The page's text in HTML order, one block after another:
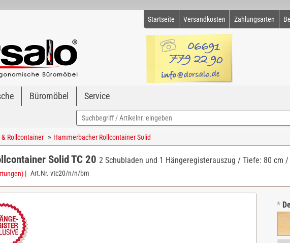
Startseite Versandkosten Zahlungsarten
Büromöbel Service
& Rollcontainer » Hammerbacher Rollcontainer Solid
Solid TC 20 2 Schubladen und 1 Hängeregisterauszug / Tiefe: 80 cm
| Art.Nr. vtc20/n/n/bm
*